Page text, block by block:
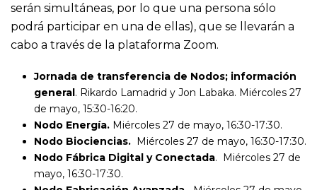
serán simultáneas, por lo que una persona sólo
podrá participar en una de ellas), que se llevarán a
cabo a través de la plataforma Zoom.
Jornada de transferencia de Nodos; información
general. Rikardo Lamadrid y Jon Labaka. Miércoles 27
de mayo, 15:30-16:20.
Nodo Energía.Miércoles 27 de mayo, 16:30-17:30.
Nodo Biociencias.Miércoles 27 de mayo, 16:30-17:30.
Nodo Fábrica Digital y Conectada. Miércoles 27 de
mayo, 16:30-17:30.